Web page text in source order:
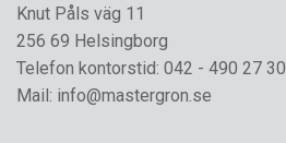
Knut Påls väg 11
256 69 Helsingborg
Telefon kontorstid: 042 - 490 27 30
Mail: info@mastergron.se